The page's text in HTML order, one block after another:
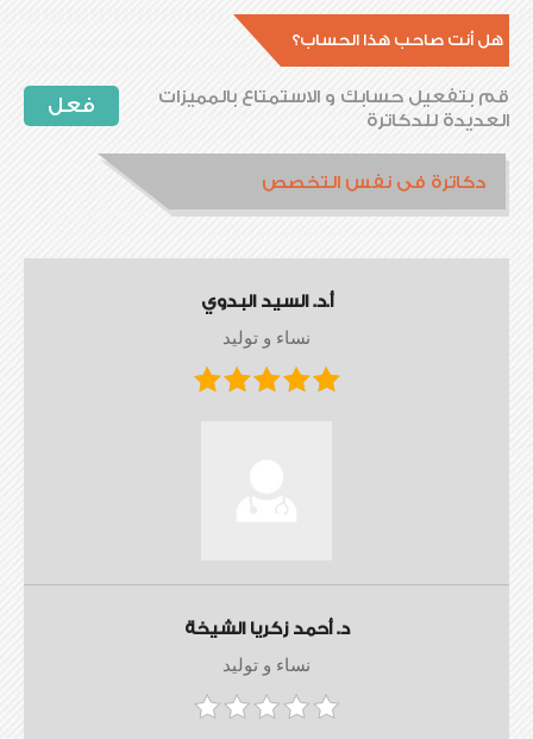
هل أنت صاحب هذا الحساب؟
فعل
قم بتفعيل حسابك و الاستمتاع بالمميزات
العديدة للدكاترة
دكاترة فى نفس التخصص
أ.د. السيد البدوي
نساء و توليد
د. أحمد زكريا الشيخة
نساء و توليد